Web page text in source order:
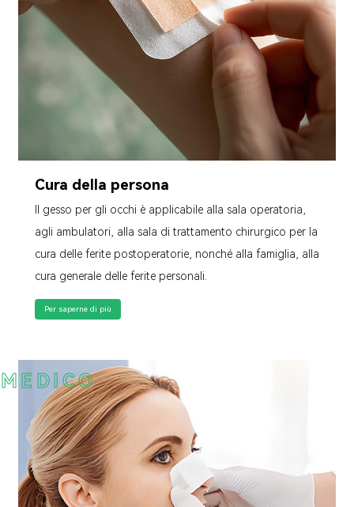
Cura della persona
Il gesso per gli occhi è applicabile alla sala operatoria,
agli ambulatori, alla sala di trattamento chirurgico per la
cura delle ferite postoperatorie, nonché alla famiglia, alla
cura generale delle ferite personali.
Per saperne di più
MEDICO